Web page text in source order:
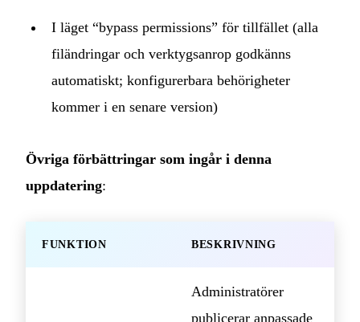
I läget “bypass permissions” för tillfället (alla
filändringar och verktygsanrop godkänns
automatiskt; konfigurerbara behörigheter
kommer i en senare version)
Övriga förbättringar som ingår i denna
uppdatering:
FUNKTION BESKRIVNING
Administratörer
publicerar anpassade